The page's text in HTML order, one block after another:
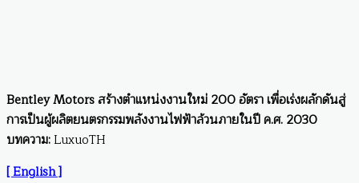
Bentley Motors สร้างตำแหน่งงานใหม่ 200 อัตรา เพื่อเร่งผลักดันสู่
การเป็นผู้ผลิตยนตรกรรมพลังงานไฟฟ้าล้วนภายในปี ค.ศ. 2030
บทความ:LuxuoTH
[ English ]